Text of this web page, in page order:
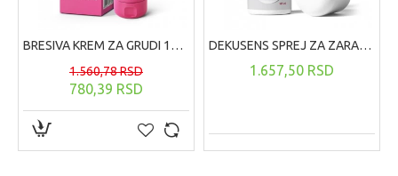
BRESIVA KREM ZA GRUDI 100 ML
780,39 RSD
1.560,78 RSD
DEKUSENS SPREJ ZA ZARASTANJE RANA ,125 ML
1.657,50 RSD